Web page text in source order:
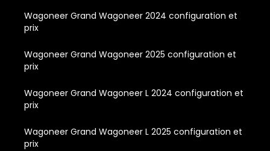
Wagoneer Grand Wagoneer 2024 configuration et
prix
Wagoneer Grand Wagoneer 2025 configuration et
prix
Wagoneer Grand Wagoneer L 2024 configuration et
prix
Wagoneer Grand Wagoneer L 2025 configuration et
prix